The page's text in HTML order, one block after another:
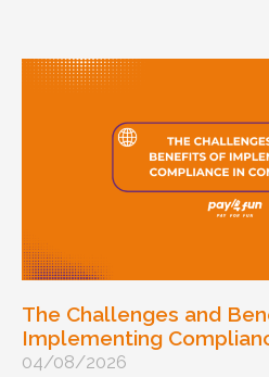
The Challenges and
Implementing
04/08/2026